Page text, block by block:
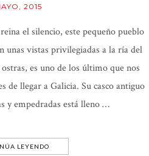
2015
el silencio, este pequeño pueblo
unas vistas privilegiadas a la ría del
es uno de los último que nos
de llegar a Galicia. Su casco antiguo
y empedradas está lleno …
LEYENDO